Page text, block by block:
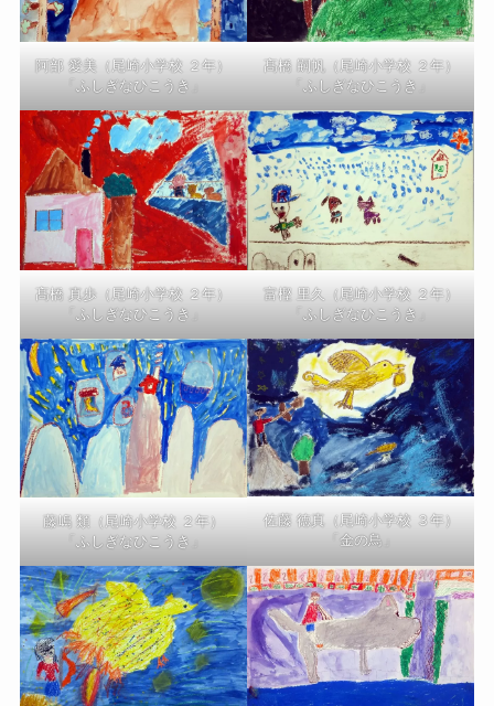
阿部 愛美（尾崎小学校 ２年）
「ふしぎなひこうき」
髙橋 嗣帆（尾崎小学校 ２年）
「ふしぎなひこうき」
髙橋 真歩（尾崎小学校 ２年）
「ふしぎなひこうき」
富樫 里久（尾崎小学校 ２年）
「ふしぎなひこうき」
藤嶋 類（尾崎小学校 ２年）
「ふしぎなひこうき」
佐藤 徳真（尾崎小学校 ３年）
「金の鳥」